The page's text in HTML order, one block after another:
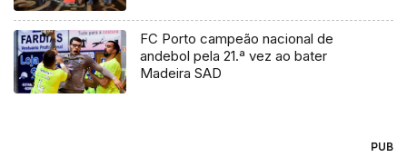
FC Porto campeão nacional de
andebol pela 21.ª vez ao bater
Madeira SAD
PUB